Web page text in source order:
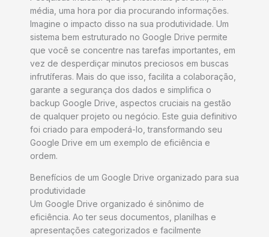
média, uma hora por dia procurando informações.
Imagine o impacto disso na sua produtividade. Um
sistema bem estruturado no Google Drive permite
que você se concentre nas tarefas importantes, em
vez de desperdiçar minutos preciosos em buscas
infrutíferas. Mais do que isso, facilita a colaboração,
garante a segurança dos dados e simplifica o
backup Google Drive, aspectos cruciais na gestão
de qualquer projeto ou negócio. Este guia definitivo
foi criado para empoderá-lo, transformando seu
Google Drive em um exemplo de eficiência e
ordem.
Benefícios de um Google Drive organizado para sua
produtividade
Um Google Drive organizado é sinônimo de
eficiência. Ao ter seus documentos, planilhas e
apresentações categorizados e facilmente